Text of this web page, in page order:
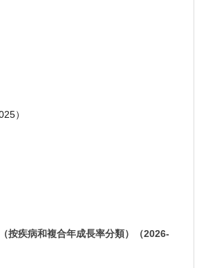
）
按疾病和複合年成長率分類）（2026-